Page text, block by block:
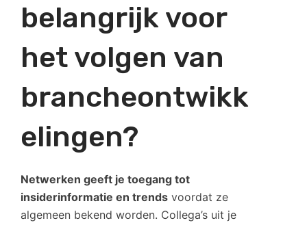
belangrijk voor
het volgen van
brancheontwikk
elingen?
Netwerken geeft je toegang tot
insiderinformatie en trends voordat ze
algemeen bekend worden. Collega’s uit je